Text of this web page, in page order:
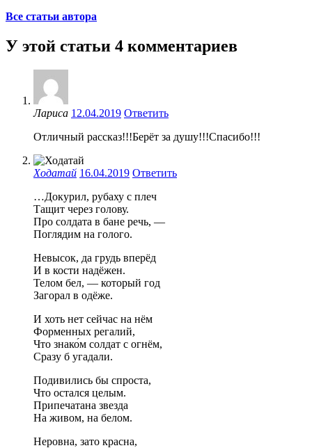
Все статьи автора
У этой статьи 4 комментариев
Лариса 12.04.2019 Ответить
Отличный рассказ!!!Берёт за душу!!!Спасибо!!!
Ходатай 16.04.2019 Ответить
…Докурил, рубаху с плеч
Тащит через голову.
Про солдата в бане речь, —
Поглядим на голого.
Невысок, да грудь вперёд
И в кости надёжен.
Телом бел, — который год
Загорал в одёже.
И хоть нет сейчас на нём
Форменных регалий,
Что знако́м солдат с огнём,
Сразу б угадали.
Подивились бы спроста,
Что остался целым.
Припечатана звезда
На живом, на белом.
Неровна, зато красна,